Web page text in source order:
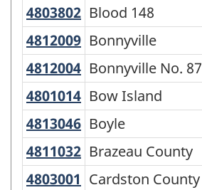
CGT
2016
-
Structure
de
la
classification
4803802 Blood 148
Blood 148
4812009 Bonnyville
Bonnyville
4812004 Bonnyville No. 87
Bonnyville No. 87
4801014 Bow Island
Bow Island
4813046 Boyle
Boyle
4811032 Brazeau County
Brazeau County
4803001 Cardston County
Cardston County